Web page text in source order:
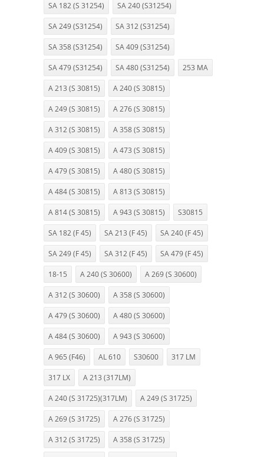
SA 182 (S 31254) SA 240 (S31254)
SA 249 (S31254) SA 312 (S31254)
SA 358 (S31254) SA 409 (S31254)
SA 479 (S31254) SA 480 (S31254) 253 MA
A 213 (S 30815) A 240 (S 30815)
A 249 (S 30815) A 276 (S 30815)
A 312 (S 30815) A 358 (S 30815)
A 409 (S 30815) A 473 (S 30815)
A 479 (S 30815) A 480 (S 30815)
A 484 (S 30815) A 813 (S 30815)
A 814 (S 30815) A 943 (S 30815) S30815
SA 182 (F 45) SA 213 (F 45) SA 240 (F 45)
SA 249 (F 45) SA 312 (F 45) SA 479 (F 45)
18-15 A 240 (S 30600) A 269 (S 30600)
A 312 (S 30600) A 358 (S 30600)
A 479 (S 30600) A 480 (S 30600)
A 484 (S 30600) A 943 (S 30600)
A 965 (F46) AL 610 S30600 317 LM
317 LX A 213 (317LM)
A 240 (S 31725)(317LM) A 249 (S 31725)
A 269 (S 31725) A 276 (S 31725)
A 312 (S 31725) A 358 (S 31725)